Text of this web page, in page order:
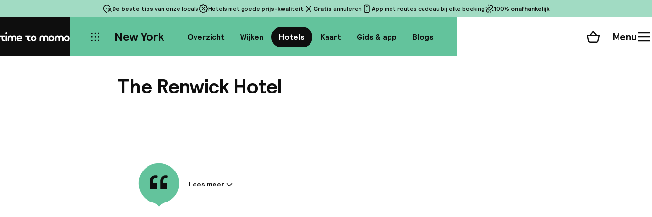
De beste tips van onze locals Hotels met goede prijs-kwaliteit Gratis annuleren App met routes cadeau bij elke boeking 100% onafhankelijk
Home New York Overzicht Wijken Hotels Kaart Gids & app Blogs Winkelmand
Menu
The Renwick Hotel
Informatie gedeeld door de accommodatie:
Lees meer